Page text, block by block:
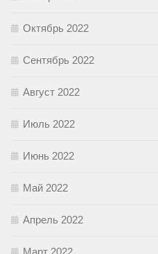
Октябрь 2022
Сентябрь 2022
Август 2022
Июль 2022
Июнь 2022
Май 2022
Апрель 2022